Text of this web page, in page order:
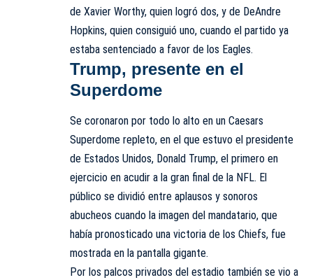
de Xavier Worthy, quien logró dos, y de DeAndre
Hopkins, quien consiguió uno, cuando el partido ya
estaba sentenciado a favor de los Eagles.
Trump, presente en el
Superdome
Se coronaron por todo lo alto en un Caesars
Superdome repleto, en el que estuvo el presidente
de Estados Unidos, Donald Trump, el primero en
ejercicio en acudir a la gran final de la NFL. El
público se dividió entre aplausos y sonoros
abucheos cuando la imagen del mandatario, que
había pronosticado una victoria de los Chiefs, fue
mostrada en la pantalla gigante.
Por los palcos privados del estadio también se vio a